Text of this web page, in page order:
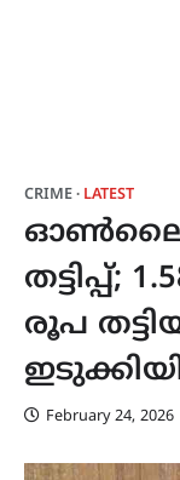
CRIME LATEST
ഓൺലൈൻ
തട്ടിപ്പ്;
രൂപ
February 24, 2026